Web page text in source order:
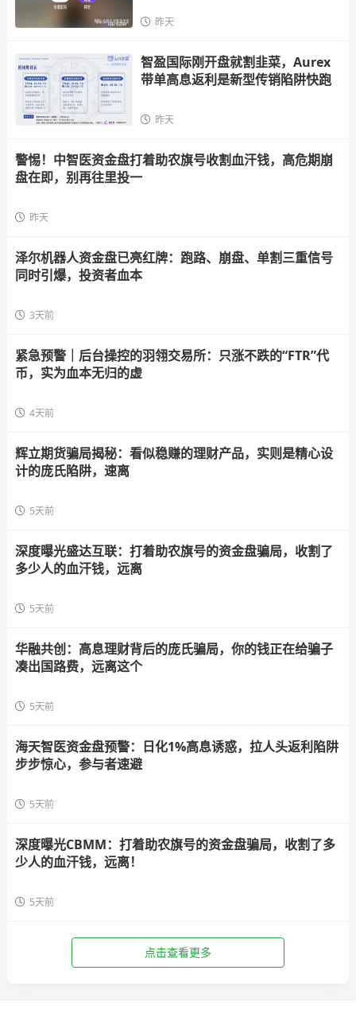
昨天
智盈国际刚开盘就割韭菜，Aurex
带单高息返利是新型传销陷阱快跑
昨天
警惕！中智医资金盘打着助农旗号收割血汗钱，高危期崩
盘在即，别再往里投一
昨天
泽尔机器人资金盘已亮红牌：跑路、崩盘、单割三重信号
同时引爆，投资者血本
3天前
紧急预警｜后台操控的羽翎交易所：只涨不跌的“FTR”代
币，实为血本无归的虚
4天前
辉立期货骗局揭秘：看似稳赚的理财产品，实则是精心设
计的庞氏陷阱，速离
5天前
深度曝光盛达互联：打着助农旗号的资金盘骗局，收割了
多少人的血汗钱，远离
5天前
华融共创：高息理财背后的庞氏骗局，你的钱正在给骗子
凑出国路费，远离这个
5天前
海天智医资金盘预警：日化1%高息诱惑，拉人头返利陷阱
步步惊心，参与者速避
5天前
深度曝光CBMM：打着助农旗号的资金盘骗局，收割了多
少人的血汗钱，远离！
5天前
点击查看更多